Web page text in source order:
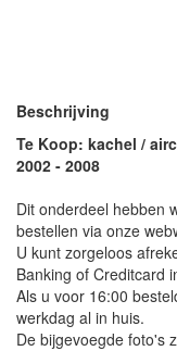
Beschrijving
Te Koop: kachel /
2002 - 2008
Dit onderdeel hebben
bestellen via onze
U kunt zorgeloos
Banking of Creditcard
Als u voor 16:00
werkdag al in huis.
De bijgevoegde foto's